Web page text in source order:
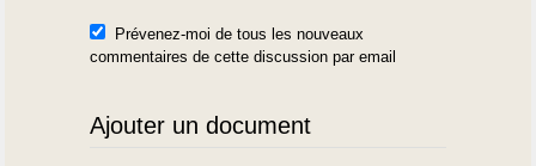
Prévenez-moi de tous les nouveaux
commentaires de cette discussion par email
Ajouter un document